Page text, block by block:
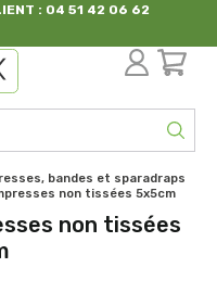
: 04 51 42 06 62
bandes et sparadraps
non tissées 5x5cm
non tissées